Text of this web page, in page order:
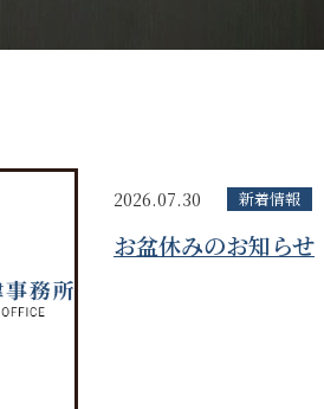
2026.07.30 新着情報
お盆休みのお知らせ